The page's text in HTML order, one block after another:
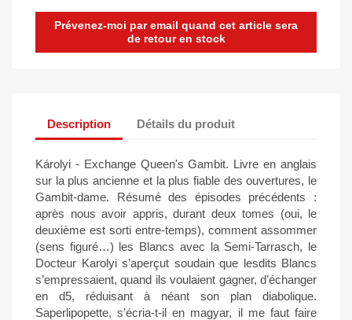
Prévenez-moi par email quand cet article sera
de retour en stock
Description Détails du produit
Károlyi - Exchange Queen's Gambit. Livre en anglais
sur la plus ancienne et la plus fiable des ouvertures, le
Gambit-dame. Résumé des épisodes précédents :
après nous avoir appris, durant deux tomes (oui, le
deuxième est sorti entre-temps), comment assommer
(sens figuré…) les Blancs avec la Semi-Tarrasch, le
Docteur Karolyi s’aperçut soudain que lesdits Blancs
s’empressaient, quand ils voulaient gagner, d’échanger
en d5, réduisant à néant son plan diabolique.
Saperlipopette, s’écria-t-il en magyar, il me faut faire